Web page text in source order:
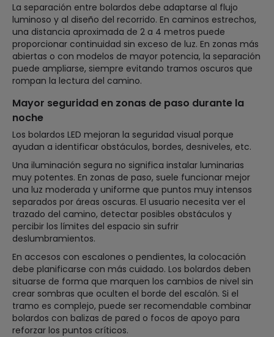
La separación entre bolardos debe adaptarse al flujo
luminoso y al diseño del recorrido. En caminos estrechos,
una distancia aproximada de 2 a 4 metros puede
proporcionar continuidad sin exceso de luz. En zonas más
abiertas o con modelos de mayor potencia, la separación
puede ampliarse, siempre evitando tramos oscuros que
rompan la lectura del camino.
Mayor seguridad en zonas de paso durante la
noche
Los bolardos LED mejoran la seguridad visual porque
ayudan a identificar obstáculos, bordes, desniveles, etc.
Una iluminación segura no significa instalar luminarias
muy potentes. En zonas de paso, suele funcionar mejor
una luz moderada y uniforme que puntos muy intensos
separados por áreas oscuras. El usuario necesita ver el
trazado del camino, detectar posibles obstáculos y
percibir los límites del espacio sin sufrir
deslumbramientos.
En accesos con escalones o pendientes, la colocación
debe planificarse con más cuidado. Los bolardos deben
situarse de forma que marquen los cambios de nivel sin
crear sombras que oculten el borde del escalón. Si el
tramo es complejo, puede ser recomendable combinar
bolardos con balizas de pared o focos de apoyo para
reforzar los puntos críticos.